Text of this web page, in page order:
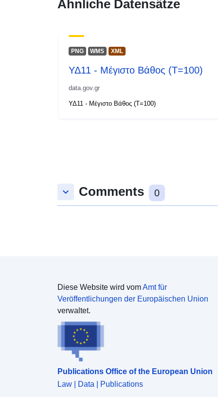
Ähnliche Datensätze
PNG WMS XML
ΥΔ11 - Μέγιστο Βάθος (T=100)
data.gov.gr
ΥΔ11 - Μέγιστο Βάθος (T=100)
keyboard_arrow_down Comments 0
Diese Website wird vomAmt für
Veröffentlichungen der Europäischen Union
verwaltet.
Publications Office of the European Union
Law | Data | Publications